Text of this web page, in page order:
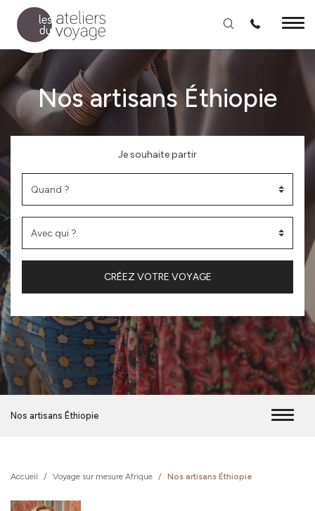
Aller au contenu principal
Nos artisans Éthiopie
Je souhaite partir
CRÉEZ VOTRE VOYAGE
Nos artisans Éthiopie
Accueil / Voyage sur mesure Afrique / Nos artisans Éthiopie